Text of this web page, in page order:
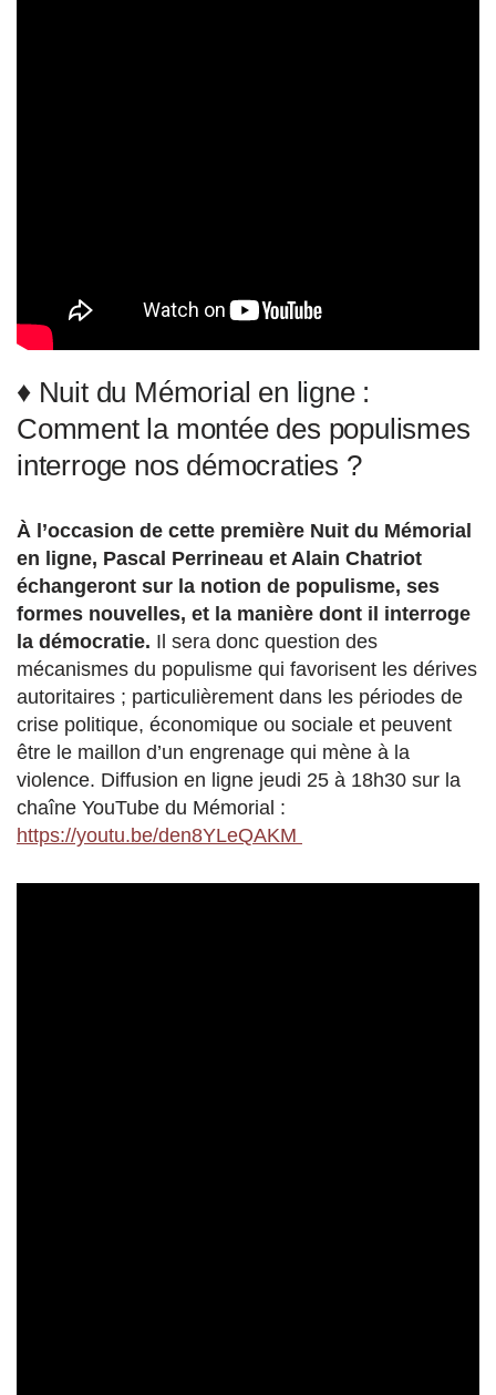
♦ Nuit du Mémorial en ligne :
Comment la montée des populismes
interroge nos démocraties ?
À l’occasion de cette première Nuit du Mémorial
en ligne, Pascal Perrineau et Alain Chatriot
échangeront sur la notion de populisme, ses
formes nouvelles, et la manière dont il interroge
la démocratie. Il sera donc question des
mécanismes du populisme qui favorisent les dérives
autoritaires ; particulièrement dans les périodes de
crise politique, économique ou sociale et peuvent
être le maillon d’un engrenage qui mène à la
violence. Diffusion en ligne jeudi 25 à 18h30 sur la
chaîne YouTube du Mémorial :
https://youtu.be/den8YLeQAKM